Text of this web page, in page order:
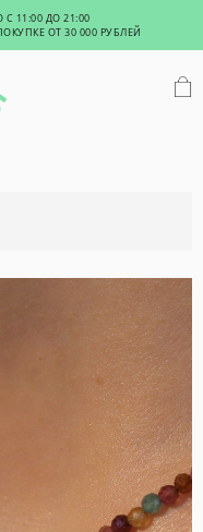
11:00 ДО 21:00
ОТ 30 000 РУБЛЕЙ